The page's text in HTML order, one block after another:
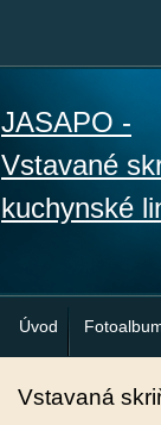
JASAPO -
Vstavané
kuchynské
Úvod
Vstavaná